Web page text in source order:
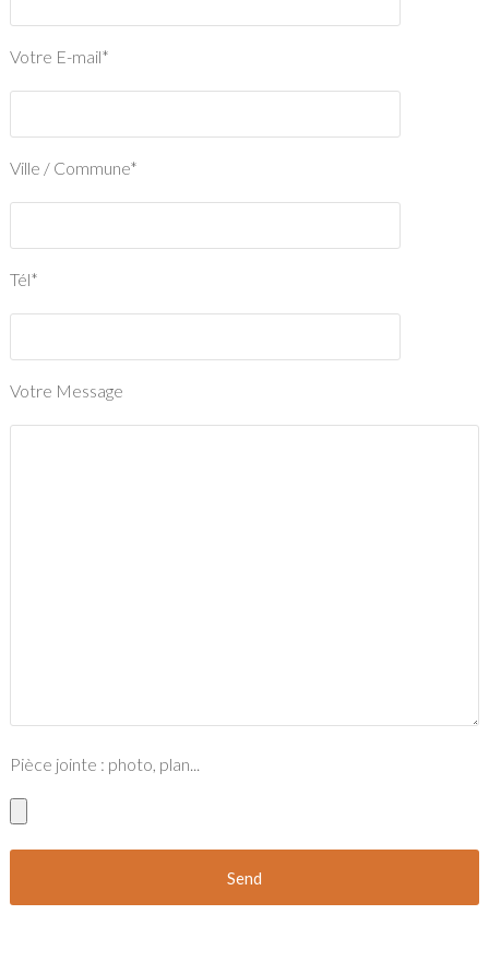
Votre E-mail*
Ville / Commune*
Tél*
Votre Message
Pièce jointe : photo, plan...